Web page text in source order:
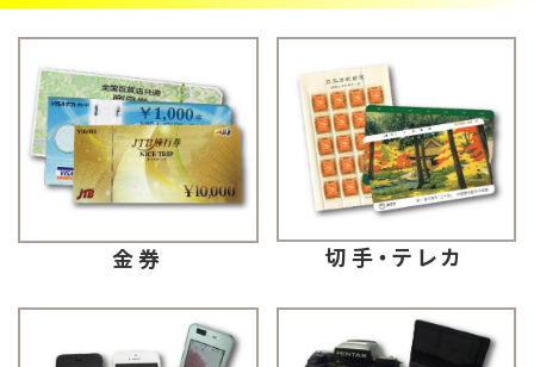
金券 切手・テレカ